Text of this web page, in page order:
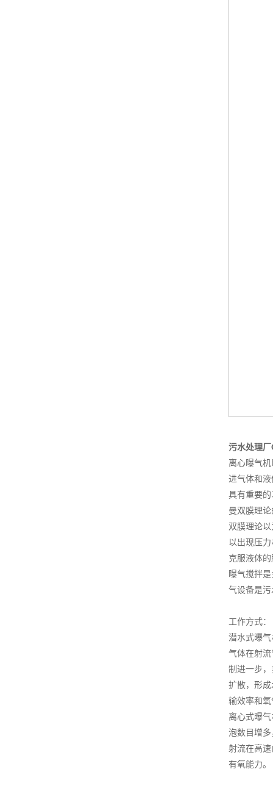
污水处理
离心曝气
进气体和
具有重要
曼双膜理
双膜理论
以出现压
克服液体
曝气搅拌
气设备是
工作方式：
潜水式曝
气体在射
制进一步
扩散，形
输效率和氧
离心式曝
泡数目增
射流在高
有氧能力。